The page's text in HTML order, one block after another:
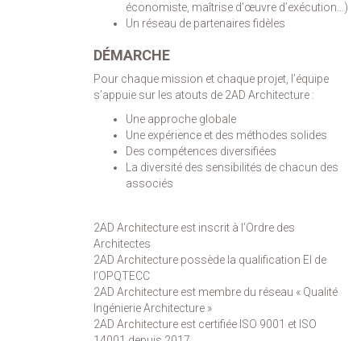
économiste, maîtrise d’œuvre d’exécution…)
Un réseau de partenaires fidèles
DÉMARCHE
Pour chaque mission et chaque projet, l’équipe
s’appuie sur les atouts de 2AD Architecture :
Une approche globale
Une expérience et des méthodes solides
Des compétences diversifiées
La diversité des sensibilités de chacun des
associés
2AD Architecture est inscrit à l’Ordre des
Architectes
2AD Architecture possède la qualification EI de
l’OPQTECC
2AD Architecture est membre du réseau « Qualité
Ingénierie Architecture »
2AD Architecture est certifiée ISO 9001 et ISO